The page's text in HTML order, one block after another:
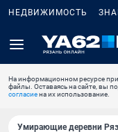
НЕДВИЖИМОСТЬ
На информационном ресурсе
файлы. Оставаясь на сайте, вы
согласиена их использование.
Умирающие деревни